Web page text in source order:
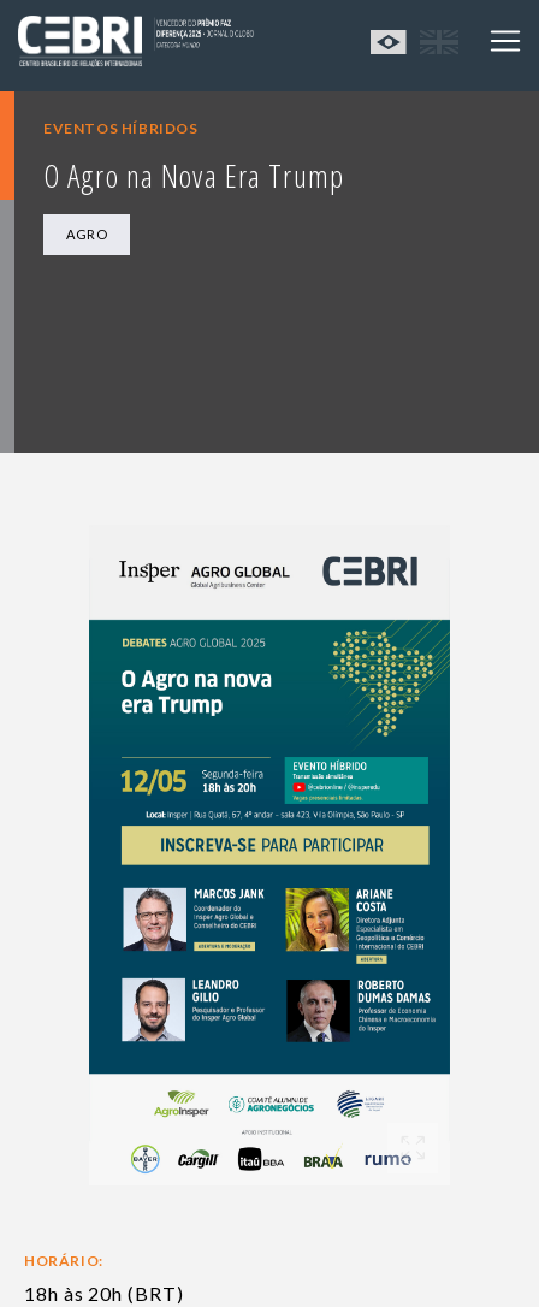
EVENTOS HÍBRIDOS
O Agro na Nova Era Trump
AGRO
HORÁRIO:
18h às 20h (BRT)